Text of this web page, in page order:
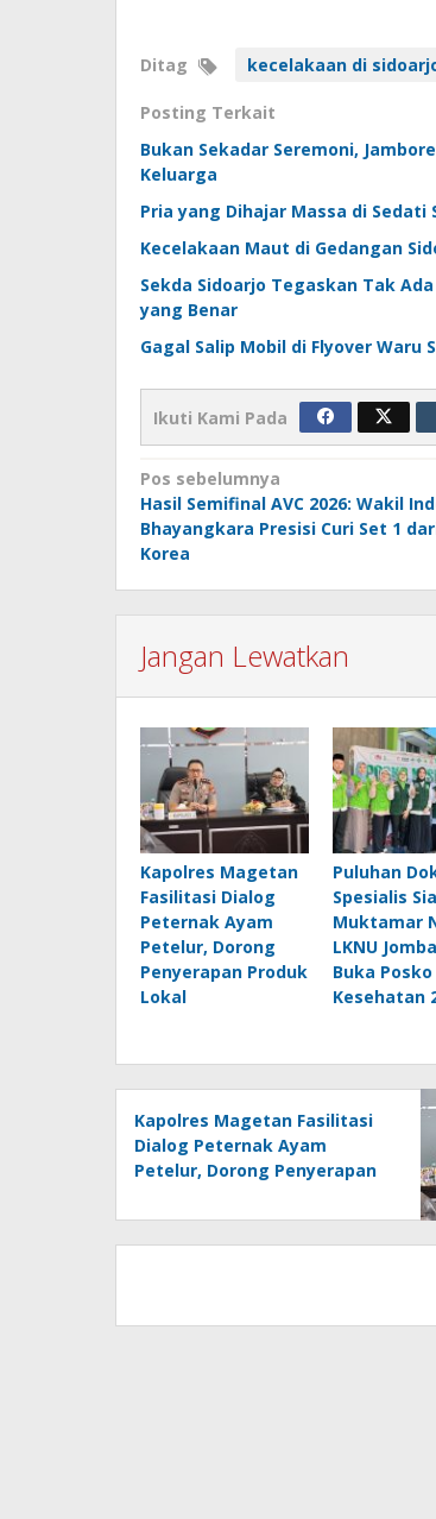
Ditag kecelakaan di
Posting Terkait
Bukan Sekadar Seremoni,
Keluarga
Pria yang Dihajar Massa di
Kecelakaan Maut di Gedangan
Sekda Sidoarjo Tegaskan Tak
yang Benar
Gagal Salip Mobil di Flyover
Ikuti Kami Pada
Navigasi
pos
Pos sebelumnya
Hasil Semifinal AVC 2026: Wakil
Bhayangkara Presisi Curi Set 1
Korea
Jangan Lewatkan
Kapolres Magetan
Fasilitasi Dialog
Peternak Ayam
Petelur, Dorong
Penyerapan Produk
Lokal
Puluhan
Spesialis
Muktamar
LKNU
Buka Posko
Kesehatan
Kapolres Magetan Fasilitasi
Dialog Peternak Ayam
Petelur, Dorong Penyerapan